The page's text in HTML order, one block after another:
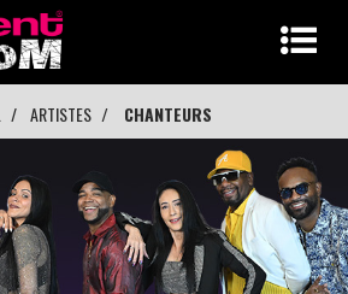
ARTISTES CHANTEURS